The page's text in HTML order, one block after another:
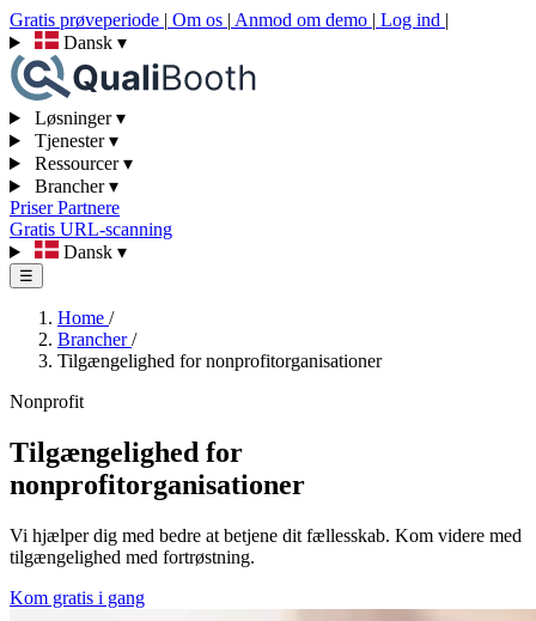
Gratis prøveperiode | Om os | Anmod om demo | Log ind |
Dansk ▾
Løsninger▾
Tjenester▾
Ressourcer▾
Brancher▾
PriserPartnere
Gratis URL-scanning
Dansk ▾
☰
Home /
Brancher/
Tilgængelighed for nonprofitorganisationer
Nonprofit
Tilgængelighed for
nonprofitorganisationer
Vi hjælper dig med bedre at betjene dit fællesskab. Kom videre med
tilgængelighed med fortrøstning.
Kom gratis i gang